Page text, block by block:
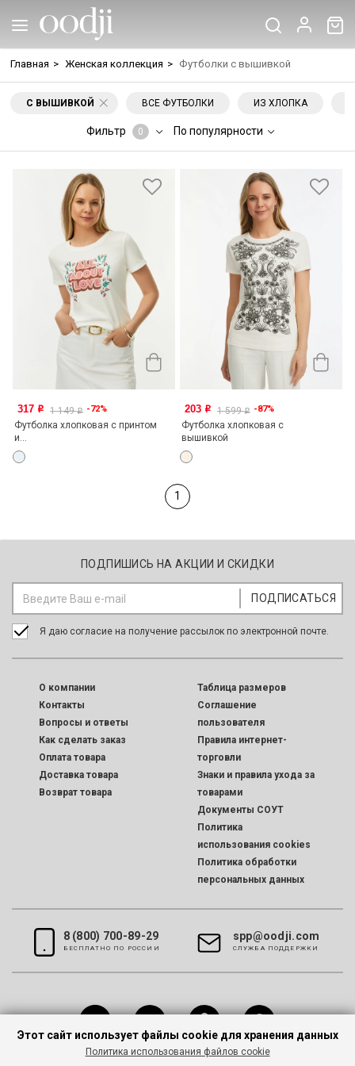
Главная > Женская коллекция > Футболки с вышивкой
С ВЫШИВКОЙ ВСЕ ФУТБОЛКИ ИЗ ХЛОПКА
Фильтр 0 По популярности
317 o 1 149o -72%
Футболка хлопковая с принтом
и...
203 o 1 599o -87%
Футболка хлопковая с
вышивкой
1
ПОДПИШИСЬ НА АКЦИИ И СКИДКИ
Я даю согласие на получение рассылок по электронной почте.
O компании
Контакты
Вопросы и ответы
Как сделать заказ
Оплата товара
Доставка товара
Возврат товара
Таблица размеров
Соглашение
пользователя
Правила интернет-
торговли
Знаки и правила ухода за
товарами
Документы СОУТ
Политика
использования cookies
Политика обработки
персональных данных
8 (800) 700-89-29
БЕСПЛАТНО ПО РОССИИ
spp@oodji.com
CЛУЖБА ПОДДЕРЖКИ
Этот сайт использует файлы cookie для хранения данных
Политика использования файлов cookie